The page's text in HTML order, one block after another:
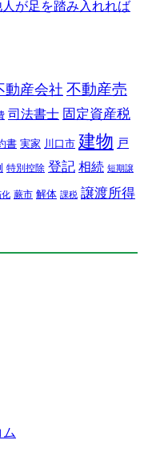
が足を踏み入れれば
動産会社 不動産売
司法書士 固定資産税
書 実家 川口市 建物 戸
特別控除 登記 相続 短期譲
化 蕨市 解体 課税 譲渡所得